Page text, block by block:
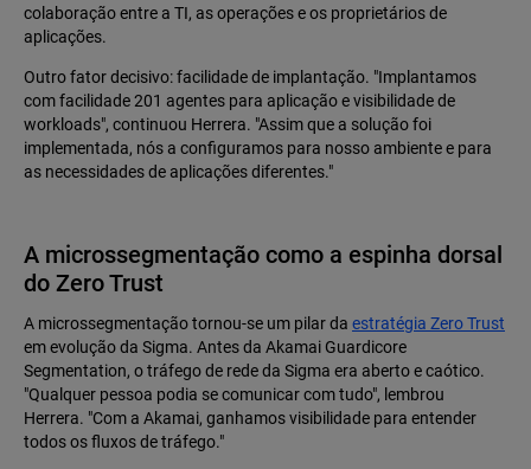
colaboração entre a TI, as operações e os proprietários de
aplicações.
Outro fator decisivo: facilidade de implantação. "Implantamos
com facilidade 201 agentes para aplicação e visibilidade de
workloads", continuou Herrera. "Assim que a solução foi
implementada, nós a configuramos para nosso ambiente e para
as necessidades de aplicações diferentes."
A microssegmentação como a espinha dorsal
do Zero Trust
A microssegmentação tornou-se um pilar da estratégia Zero Trust
em evolução da Sigma. Antes da Akamai Guardicore
Segmentation, o tráfego de rede da Sigma era aberto e caótico.
"Qualquer pessoa podia se comunicar com tudo", lembrou
Herrera. "Com a Akamai, ganhamos visibilidade para entender
todos os fluxos de tráfego."